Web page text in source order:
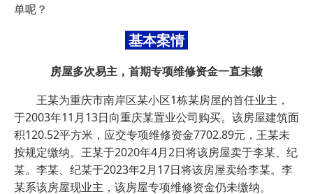
单呢？
基本案情
房屋多次易主，首期专项维修资金一直未缴
王某为重庆市南岸区某小区1栋某房屋的首任业主 ，
于2003年11月13日向重庆某置业公司购买。该房屋建筑面
积120.52平方米，应交专项维修资金7702.89元，王某未
按规定缴纳。王某于2020年4月2日将该房屋卖于李某、纪
某。李某、纪某于2023年2月17日将该房屋卖给李某。李
某系该房屋现业主，该房屋专项维修资金仍未缴纳。